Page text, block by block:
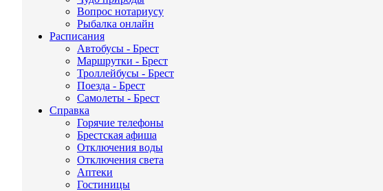
Вопрос нотариусу
Рыбалка онлайн
Расписания
Автобусы - Брест
Маршрутки - Брест
Троллейбусы - Брест
Поезда - Брест
Самолеты - Брест
Справка
Горячие телефоны
Брестская афиша
Отключения воды
Отключения света
Аптеки
Гостиницы